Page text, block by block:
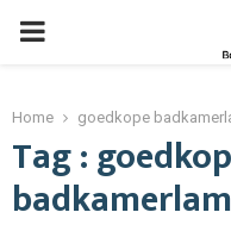
PRIMARY
Home goedkope
Tag :